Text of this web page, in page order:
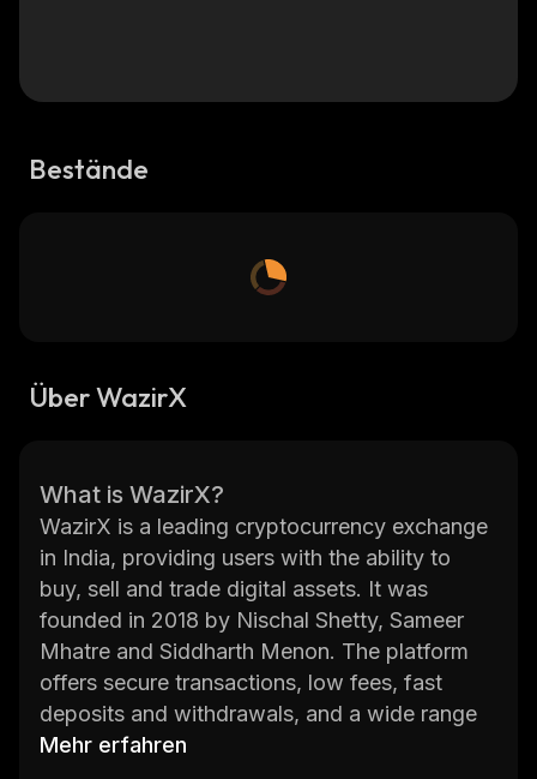
Bestände
Über WazirX
What is WazirX?
WazirX is a leading cryptocurrency exchange
in India, providing users with the ability to
buy, sell and trade digital assets. It was
founded in 2018 by Nischal Shetty, Sameer
Mhatre and Siddharth Menon. The platform
offers secure transactions, low fees, fast
deposits and withdrawals, and a wide range
of trading options.
Mehr erfahren